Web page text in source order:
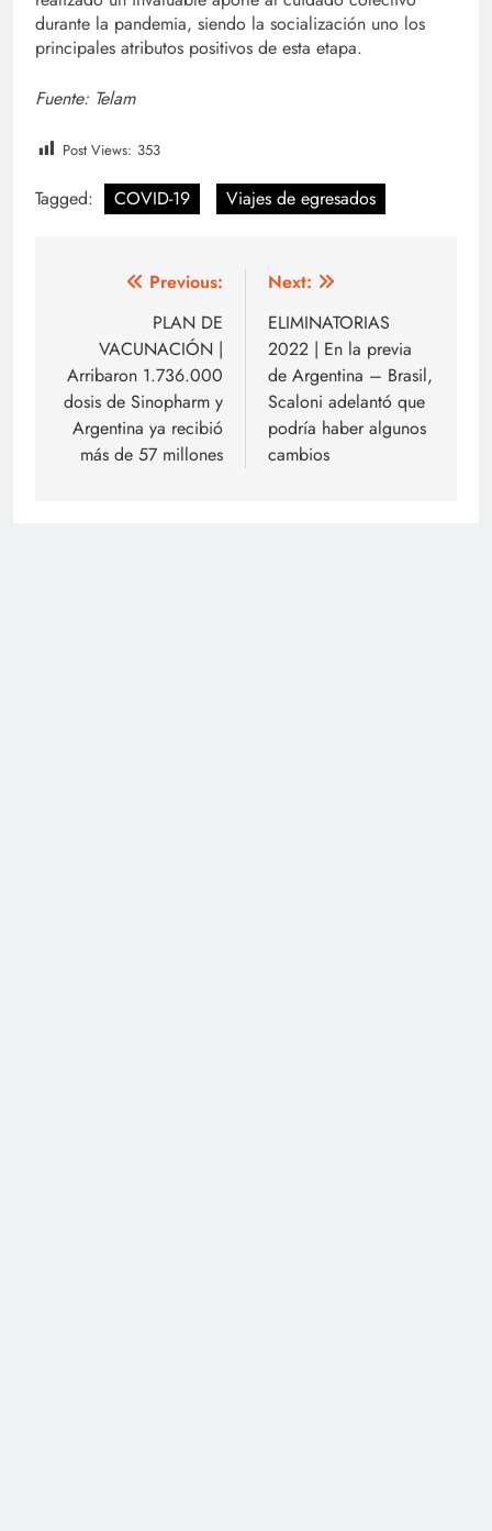
durante la pandemia, siendo la socialización uno los
principales atributos positivos de esta etapa.
Fuente: Telam
Post Views: 353
Tagged: COVID-19 Viajes de egresados
Navegación
entradas
Previous:
PLAN DE
VACUNACIÓN |
Arribaron 1.736.000
dosis de Sinopharm y
Argentina ya recibió
más de 57 millones
Next:
ELIMINATORIAS
2022 | En la previa
de Argentina – Brasil,
Scaloni adelantó que
podría haber algunos
cambios